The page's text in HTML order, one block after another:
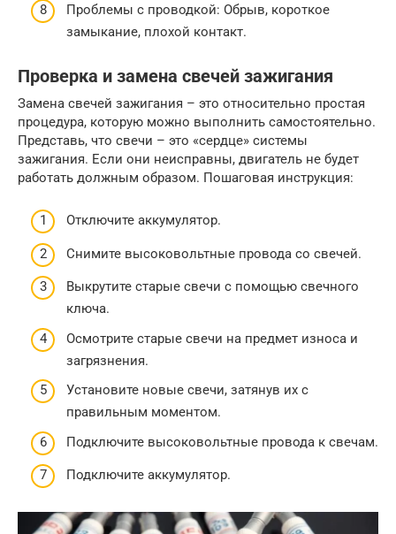
Проблемы с проводкой: Обрыв, короткое
замыкание, плохой контакт.
Проверка и замена свечей зажигания
Замена свечей зажигания – это относительно простая
процедура, которую можно выполнить самостоятельно.
Представь, что свечи – это «сердце» системы
зажигания. Если они неисправны, двигатель не будет
работать должным образом. Пошаговая инструкция:
Отключите аккумулятор.
Снимите высоковольтные провода со свечей.
Выкрутите старые свечи с помощью свечного
ключа.
Осмотрите старые свечи на предмет износа и
загрязнения.
Установите новые свечи, затянув их с
правильным моментом.
Подключите высоковольтные провода к свечам.
Подключите аккумулятор.